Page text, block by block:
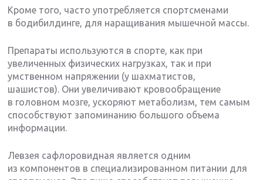
Кроме того, часто употребляется спортсменами
в бодибилдинге, для наращивания мышечной массы.
Препараты используются в спорте, как при
увеличенных физических нагрузках, так и при
умственном напряжении (у шахматистов,
шашистов). Они увеличивают кровообращение
в головном мозге, ускоряют метаболизм, тем самым
способствуют запоминанию большого объема
информации.
Левзея сафлоровидная является одним
из компонентов в специализированном питании для